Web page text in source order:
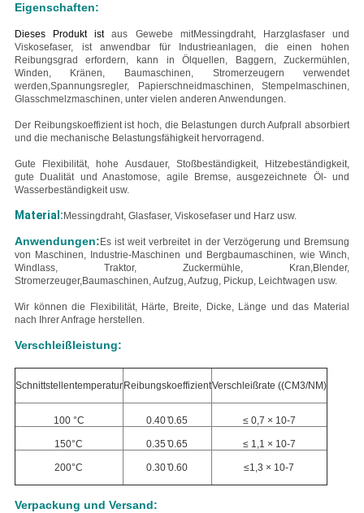
Eigenschaften:
Dieses Produkt ist aus Gewebe mitMessingdraht, Harzglasfaser und
Viskosefaser, ist anwendbar für Industrieanlagen, die einen hohen
Reibungsgrad erfordern, kann in Ölquellen, Baggern, Zuckermühlen,
Winden, Kränen, Baumaschinen, Stromerzeugern verwendet
werden,Spannungsregler, Papierschneidmaschinen, Stempelmaschinen,
Glasschmelzmaschinen, unter vielen anderen Anwendungen.
Der Reibungskoeffizient ist hoch, die Belastungen durch Aufprall absorbiert
und die mechanische Belastungsfähigkeit hervorragend.
Gute Flexibilität, hohe Ausdauer, Stoßbeständigkeit, Hitzebeständigkeit,
gute Dualität und Anastomose, agile Bremse, ausgezeichnete Öl- und
Wasserbeständigkeit usw.
Material: Messingdraht, Glasfaser, Viskosefaser und Harz usw.
Anwendungen: Es ist weit verbreitet in der Verzögerung und Bremsung
von Maschinen, Industrie-Maschinen und Bergbaumaschinen, wie Winch,
Windlass, Traktor, Zuckermühle, Kran,Blender,
Stromerzeuger,Baumaschinen, Aufzug, Aufzug, Pickup, Leichtwagen usw.
Wir können die Flexibilität, Härte, Breite, Dicke, Länge und das Material
nach Ihrer Anfrage herstellen.
Verschleißleistung:
Schnittstellentemperatur ReibungskoeffizientVerschleißrate ((CM3/NM)
100 °C 0.40 ̊0.65 ≤ 0,7 × 10-7
150°C 0.35 ̊0.65 ≤ 1,1 × 10-7
200°C 0.30 ̊0.60 ≤1,3 × 10-7
Verpackung und Versand: